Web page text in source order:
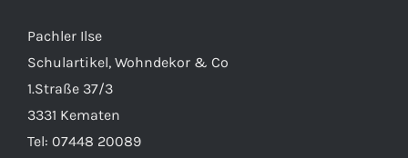
Pachler Ilse
Schulartikel, Wohndekor & Co
1.Straße 37/3
3331 Kematen
Tel: 07448 20089